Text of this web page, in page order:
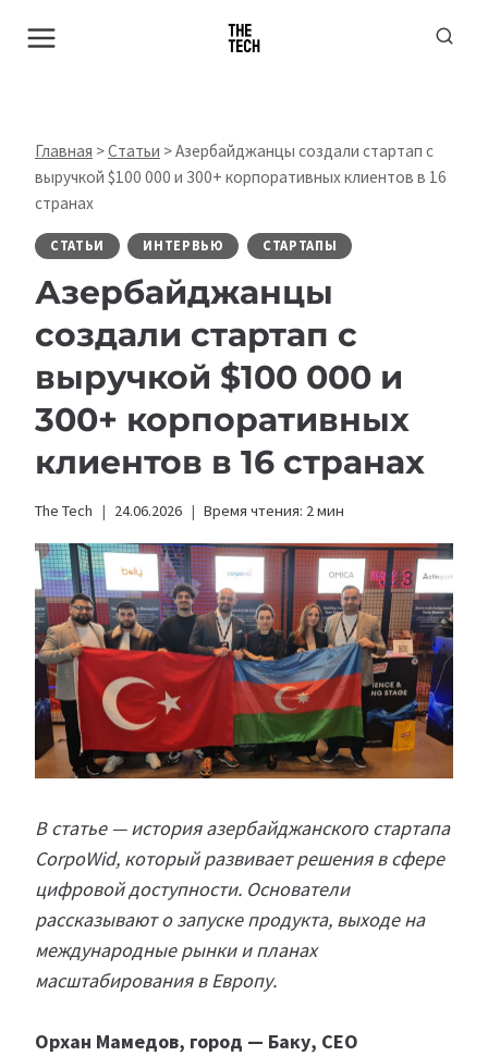
Главная >Статьи >Азербайджанцы создали стартап с
выручкой $100 000 и 300+ корпоративных клиентов в 16
странах
СТАТЬИ ИНТЕРВЬЮ СТАРТАПЫ
Азербайджанцы
создали стартап с
выручкой $100 000 и
300+ корпоративных
клиентов в 16 странах
The Tech 24.06.2026 Время чтения: 2мин
В статье — история азербайджанского стартапа
CorpoWid, который развивает решения в сфере
цифровой доступности. Основатели
рассказывают о запуске продукта, выходе на
международные рынки и планах
масштабирования в Европу.
Орхан Мамедов, город — Баку, CEO